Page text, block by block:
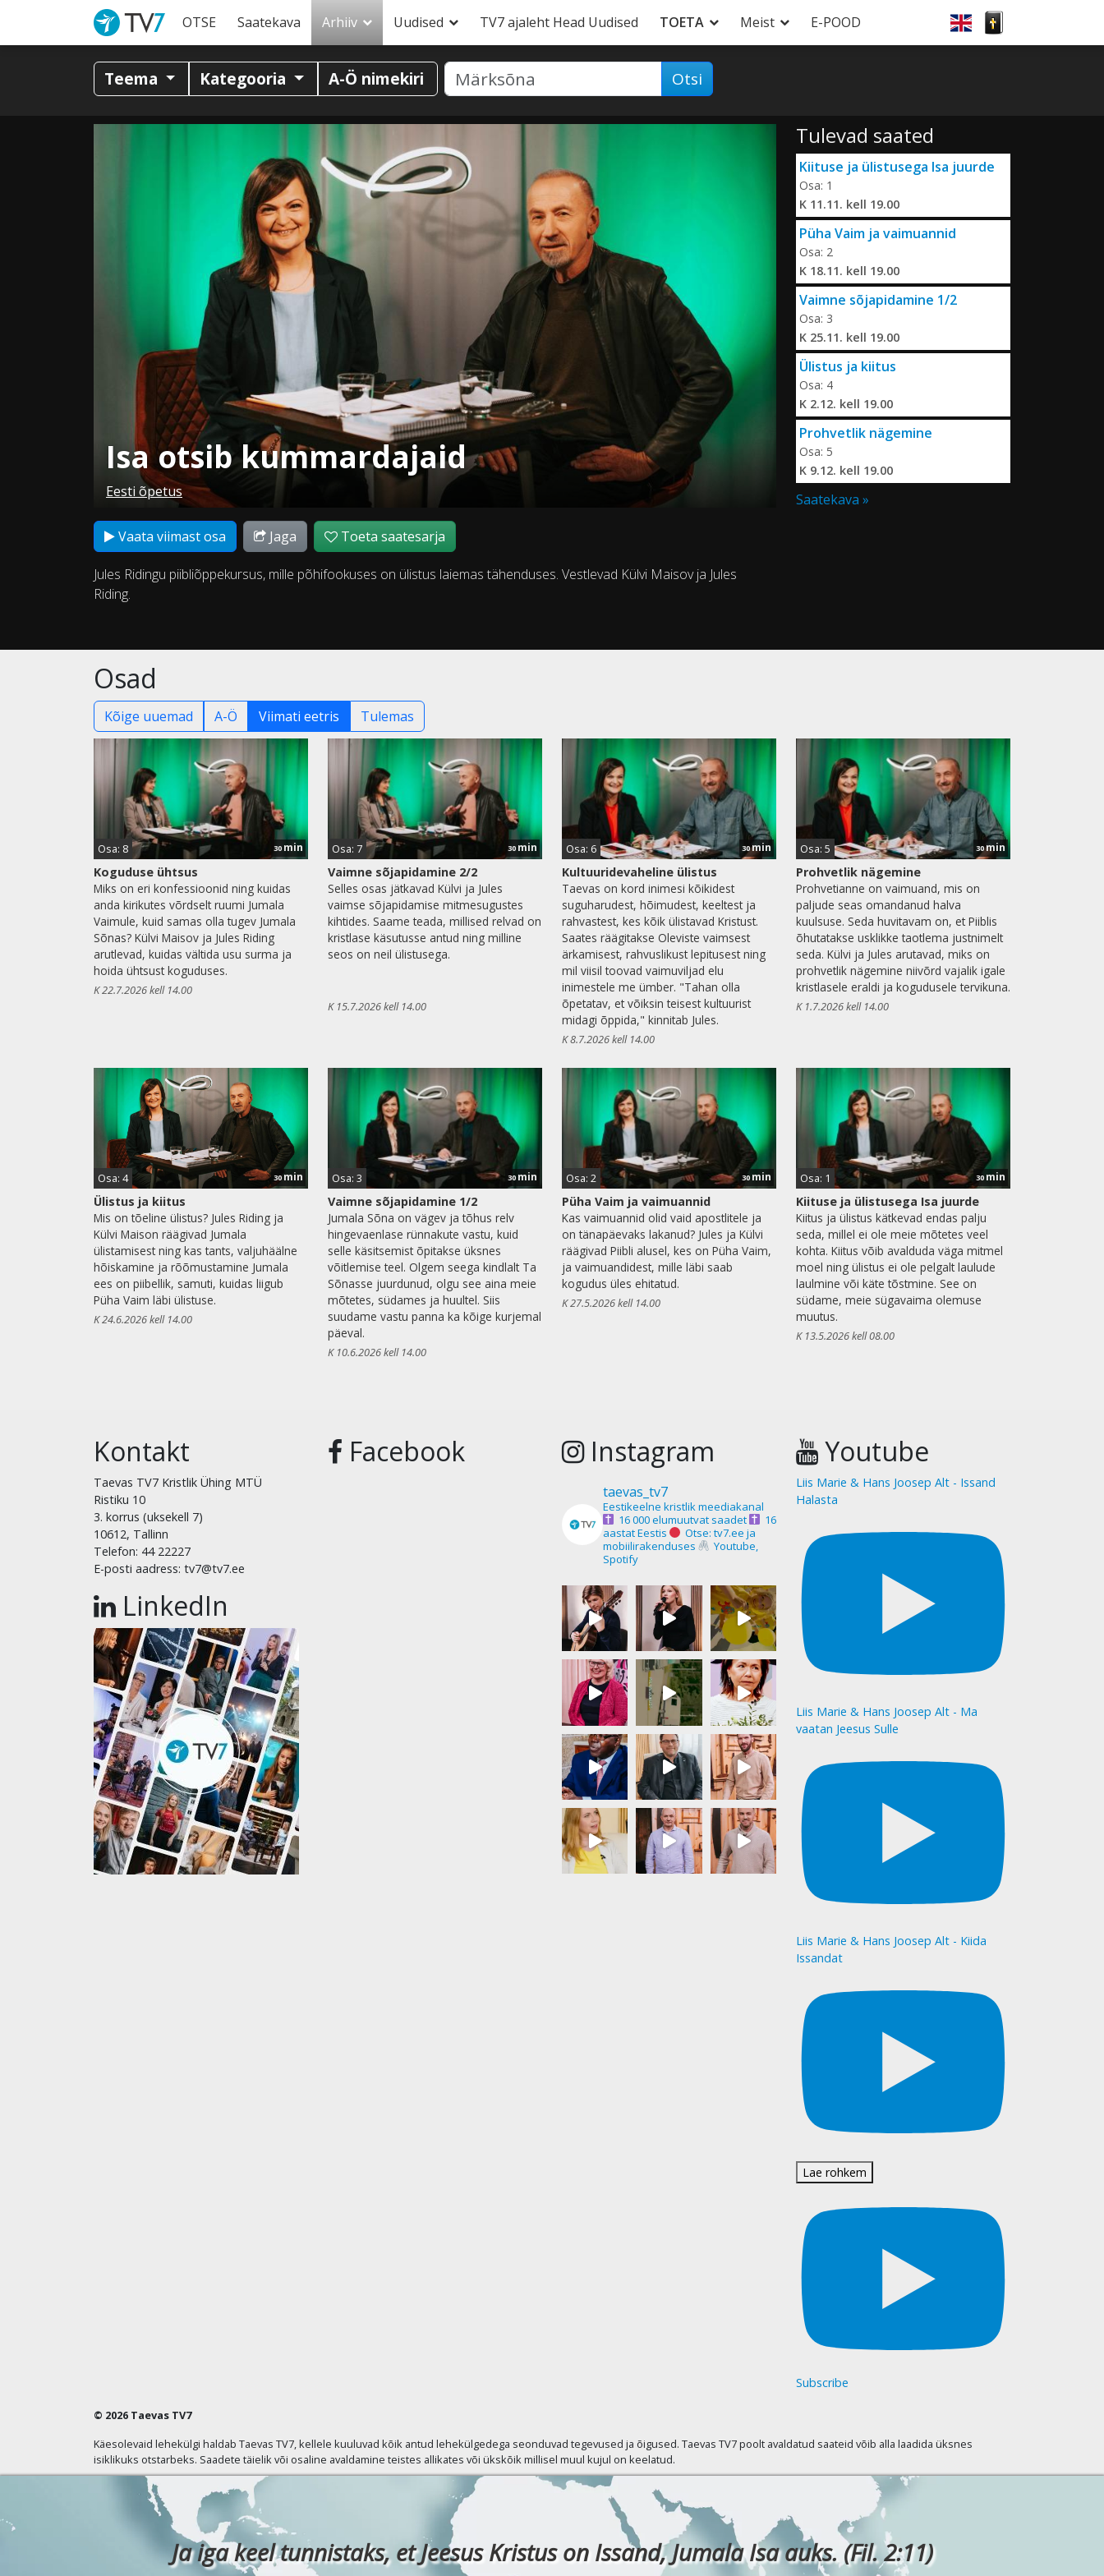
OTSE Saatekava Arhiiv Uudised TV7 ajaleht Head Uudised TOETA Meist E-POOD
Teema Kategooria A-Ö nimekiri Otsi
Isa otsib kummardajaid
Eesti õpetus
Vaata viimast osa Jaga Toeta saatesarja
Jules Ridingu piibliõppekursus, mille põhifookuses on ülistus laiemas tähenduses. Vestlevad Külvi Maisov ja Jules
Riding.
Tulevad saated
Kiituse ja ülistusega Isa juurde
Osa: 1
K 11.11. kell 19.00
Püha Vaim ja vaimuannid
Osa: 2
K 18.11. kell 19.00
Vaimne sõjapidamine 1/2
Osa: 3
K 25.11. kell 19.00
Ülistus ja kiitus
Osa: 4
K 2.12. kell 19.00
Prohvetlik nägemine
Osa: 5
K 9.12. kell 19.00
Saatekava »
Osad
Kõige uuemad A-Ö Viimati eetris Tulemas
Osa: 8 30 min
Koguduse ühtsus
Miks on eri konfessioonid ning kuidas
anda kirikutes võrdselt ruumi Jumala
Vaimule, kuid samas olla tugev Jumala
Sõnas? Külvi Maisov ja Jules Riding
arutlevad, kuidas vältida usu surma ja
hoida ühtsust koguduses.
K 22.7.2026 kell 14.00
Osa: 7 30 min
Vaimne sõjapidamine 2/2
Selles osas jätkavad Külvi ja Jules
vaimse sõjapidamise mitmesugustes
kihtides. Saame teada, millised relvad on
kristlase käsutusse antud ning milline
seos on neil ülistusega.
K 15.7.2026 kell 14.00
Osa: 6 30min
Kultuuridevaheline ülistus
Taevas on kord inimesi kõikidest
suguharudest, hõimudest, keeltest ja
rahvastest, kes kõik ülistavad Kristust.
Saates räägitakse Oleviste vaimsest
ärkamisest, rahvuslikust lepitusest ning
mil viisil toovad vaimuviljad elu
inimestele me ümber. "Tahan olla
õpetatav, et võiksin teisest kultuurist
midagi õppida," kinnitab Jules.
K 8.7.2026 kell 14.00
Osa: 5 30min
Prohvetlik nägemine
Prohvetianne on vaimuand, mis on
paljude seas omandanud halva
kuulsuse. Seda huvitavam on, et Piiblis
õhutatakse usklikke taotlema justnimelt
seda. Külvi ja Jules arutavad, miks on
prohvetlik nägemine niivõrd vajalik igale
kristlasele eraldi ja kogudusele tervikuna.
K 1.7.2026 kell 14.00
Osa: 4 30min
Ülistus ja kiitus
Mis on tõeline ülistus? Jules Riding ja
Külvi Maison räägivad Jumala
ülistamisest ning kas tants, valjuhäälne
hõiskamine ja rõõmustamine Jumala
ees on piibellik, samuti, kuidas liigub
Püha Vaim läbi ülistuse.
K 24.6.2026 kell 14.00
Osa: 3 30 min
Vaimne sõjapidamine 1/2
Jumala Sõna on vägev ja tõhus relv
hingevaenlase rünnakute vastu, kuid
selle käsitsemist õpitakse üksnes
võitlemise teel. Olgem seega kindlalt Ta
Sõnasse juurdunud, olgu see aina meie
mõtetes, südames ja huultel. Siis
suudame vastu panna ka kõige kurjemal
päeval.
K 10.6.2026 kell 14.00
Osa: 2 30 min
Püha Vaim ja vaimuannid
Kas vaimuannid olid vaid apostlitele ja
on tänapäevaks lakanud? Jules ja Külvi
räägivad Piibli alusel, kes on Püha Vaim,
ja vaimuandidest, mille läbi saab
kogudus üles ehitatud.
K 27.5.2026 kell 14.00
Osa: 1 30 min
Kiituse ja ülistusega Isa juurde
Kiitus ja ülistus kätkevad endas palju
seda, millel ei ole meie mõtetes veel
kohta. Kiitus võib avalduda väga mitmel
moel ning ülistus ei ole pelgalt laulude
laulmine või käte tõstmine. See on
südame, meie sügavaima olemuse
muutus.
K 13.5.2026 kell 08.00
Kontakt
Taevas TV7 Kristlik Ühing MTÜ
Ristiku 10
3. korrus (uksekell 7)
10612, Tallinn
Telefon: 44 22227
E-posti aadress: tv7@tv7.ee
LinkedIn
Facebook Instagram
taevas_tv7
Eestikeelne kristlik meediakanal
16 000 elumuutvat saadet
16
aastat Eestis
Otse: tv7.ee ja
mobiilirakenduses
Youtube,
Spotify
Youtube
Liis Marie & Hans Joosep Alt - Issand
Halasta
Liis Marie & Hans Joosep Alt - Ma
vaatan Jeesus Sulle
Liis Marie & Hans Joosep Alt - Kiida
Issandat
Lae rohkem
Subscribe
© 2026 Taevas TV7
Käesolevaid lehekülgi haldab Taevas TV7, kellele kuuluvad kõik antud lehekülgedega seonduvad tegevused ja õigused. Taevas TV7 poolt avaldatud saateid võib alla laadida üksnes
isiklikuks otstarbeks. Saadete täielik või osaline avaldamine teistes allikates või ükskõik millisel muul kujul on keelatud.
Ja iga keel tunnistaks, et Jeesus Kristus on Issand, Jumala Isa auks. (Fil. 2:11)